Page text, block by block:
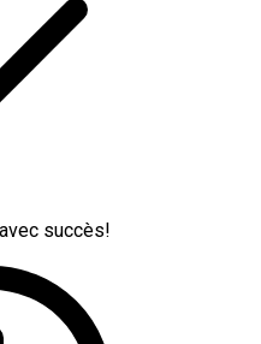
succès!